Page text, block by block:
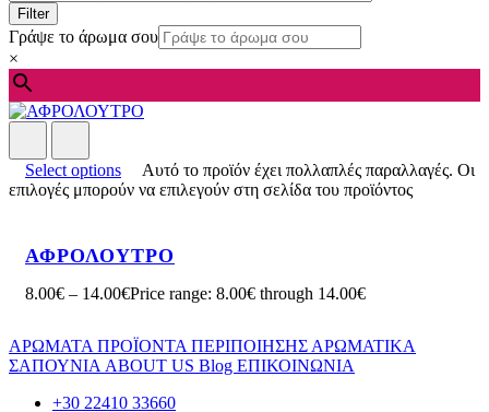
Filter
Γράψε το άρωμα σου
×
Select options
Αυτό το προϊόν έχει πολλαπλές παραλλαγές. Οι
επιλογές μπορούν να επιλεγούν στη σελίδα του προϊόντος
ΑΦΡΟΛΟΥΤΡΟ
8.00€ – 14.00€Price range: 8.00€ through 14.00€
ΑΡΩΜΑΤΑ ΠΡΟΪΟΝΤΑ ΠΕΡΙΠΟΙΗΣΗΣ ΑΡΩΜΑΤΙΚΑ
ΣΑΠΟΥΝΙΑ ABOUT US Blog ΕΠΙΚΟΙΝΩΝΙΑ
+30 22410 33660